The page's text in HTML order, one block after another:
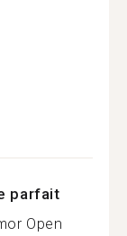
parfait
Open